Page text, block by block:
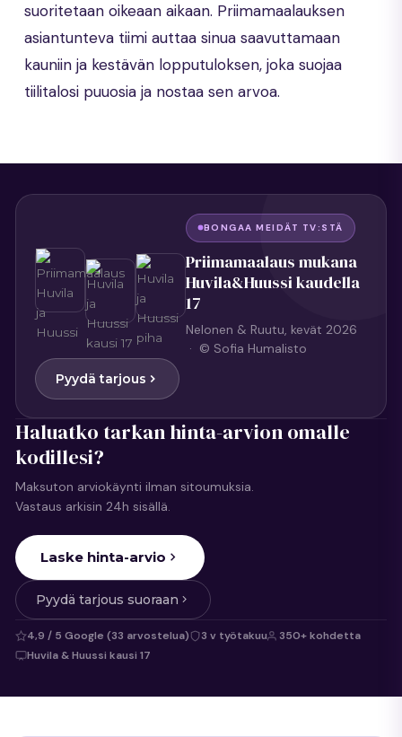
suoritetaan oikeaan aikaan. Priimamaalauksen
asiantunteva tiimi auttaa sinua saavuttamaan
kauniin ja kestävän lopputuloksen, joka suojaa
tiilitalosi puuosia ja nostaa sen arvoa.
BONGAA MEIDÄT TV:STÄ
Priimamaalaus mukana
Huvila&Huussi kaudella
17
Nelonen & Ruutu, kevät 2026
· © Sofia Humalisto
Pyydä tarjous
Haluatko tarkan hinta-arvion omalle
kodillesi?
Maksuton arviokäynti ilman sitoumuksia.
Vastaus arkisin 24h sisällä.
Laske hinta-arvio
Pyydä tarjous suoraan
4,9 / 5 Google (33 arvostelua) 3 v työtakuu
350+ kohdetta
Huvila & Huussi kausi 17